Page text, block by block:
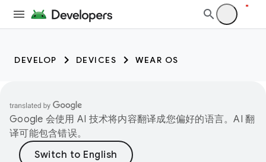
DEVELOP DEVICES WEAR OS
Google 会使用 AI 技术将内容翻译成您偏好的语言。AI 翻
译可能包含错误。